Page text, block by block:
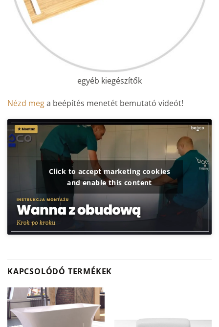
egyéb kiegészítők
Nézd mega beépítés menetét bemutató videót!
Click to accept marketing cookies
and enable this content
KAPCSOLÓDÓ TERMÉKEK